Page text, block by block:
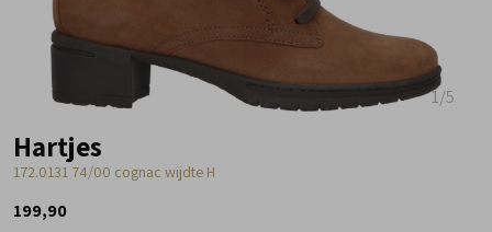
1/5
Hartjes
172.0131 74/00 cognac wijdte H
199,90